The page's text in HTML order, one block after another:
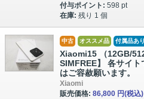
付与ポイント: 598 pt
在庫: 残り 1 個
中古 オススメ品 付属品あり
Xiaomi15 （12GB/
SIMFREE】 各サイ
はご容赦願います。
Xiaomi
販売価格: 86,800 円(税込)